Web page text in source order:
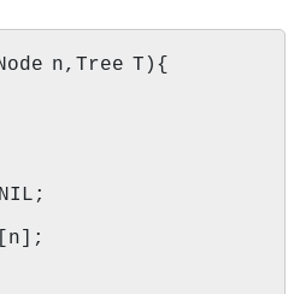
n,Tree T){